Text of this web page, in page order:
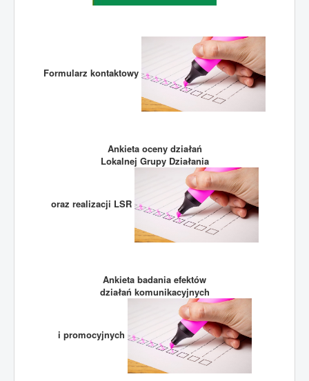
Formularz kontaktowy
Ankieta oceny działań
Lokalnej Grupy Działania
oraz realizacji LSR
Ankieta badania efektów
działań komunikacyjnych
i promocyjnych